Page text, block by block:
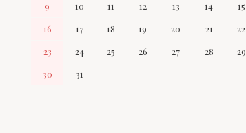
9
10 11 12 13 14
15
16
17 18 19 20 21
22
23
24 25 26 27 28
29
30
31